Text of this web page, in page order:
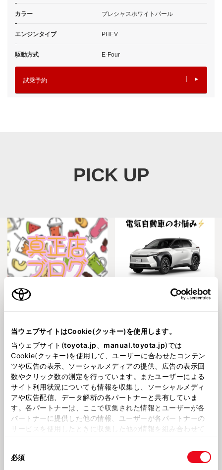
当ウェブサイトはCookie(クッキー)を使用します。
当ウェブサイト(toyota.jp manual.toyota.jp)では
Cookie(クッキー)を使用して、ユーザーに合わせたコンテン
ツや広告の表示、ソーシャルメディアの提供、広告の表示回
数やクリック数の測定を行っています。またユーザーによる
サイト利用状況についても情報を収集し、ソーシャルメディ
アや広告配信、データ解析の各パートナーと共有していま
す。各パートナーは、ここで収集された情報とユーザーが各
パートナーに提供した他の情報、ユーザーが各パートナーの
サービスを使用したときに収集した他の情報を組み合わせて
使用することがあります。当ウェブサイトの使用を続行する
必須
カラー プレシャスホワイトパール
エンジンタイプ PHEV
駆動方式 E-Four
試乗予約
PICK UP
202676
202668
💧梅雨の装い☔ 真正店
202663
🚙ダイハツ店イベントの紹介🚙
真正店